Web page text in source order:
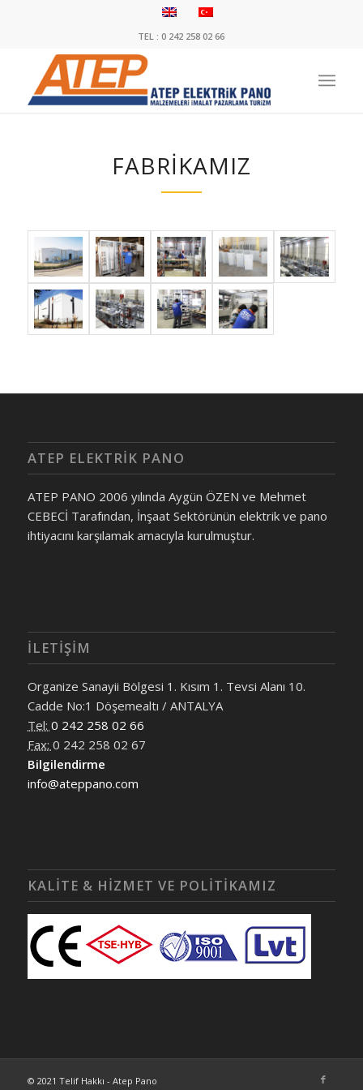
TEL : 0 242 258 02 66
FABRİKAMIZ
ATEP ELEKTRIK PANO
ATEP PANO 2006 yılında Aygün ÖZEN ve Mehmet
CEBECİ Tarafından, İnşaat Sektörünün elektrik ve pano
ihtiyacını karşılamak amacıyla kurulmuştur.
İLETİŞİM
Organize Sanayii Bölgesi 1. Kısım 1. Tevsi Alanı 10.
Cadde No:1 Döşemealtı / ANTALYA
Tel: 0 242 258 02 66
Fax: 0 242 258 02 67
Bilgilendirme
info@ateppano.com
KALİTE & HİZMET VE POLİTİKAMIZ
© 2021 Telif Hakkı - Atep Pano